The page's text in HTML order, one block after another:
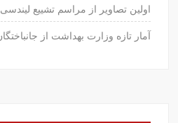
اولین تصاویر از مراسم تشییع
آمار تازه وزارت بهداشت از